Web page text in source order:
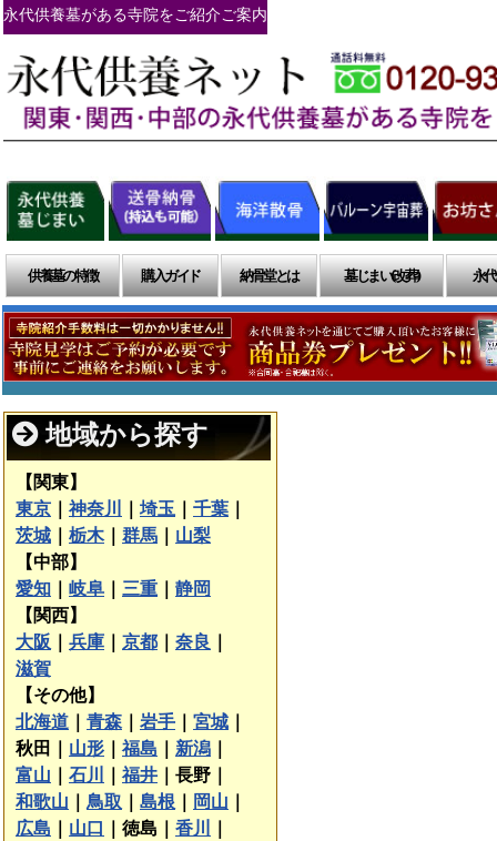
永代供養墓がある寺院をご紹介ご案内
供養墓の特徴 購入ガイド 納骨堂とは 墓じまい(改葬) 永
地域から探す
【関東】
東京
神奈川 埼玉 千葉
茨城
栃木｜ 群馬
山梨
【中部】
愛知
岐阜 三重
静岡
【関西】
大阪
兵庫 京都 奈良
滋賀
【その他】
北海道
青森 岩手 宮城
秋田｜ 山形 福島 新潟
富山
石川 福井
長野｜
和歌山
鳥取 島根 岡山
広島
山口 徳島｜ 香川